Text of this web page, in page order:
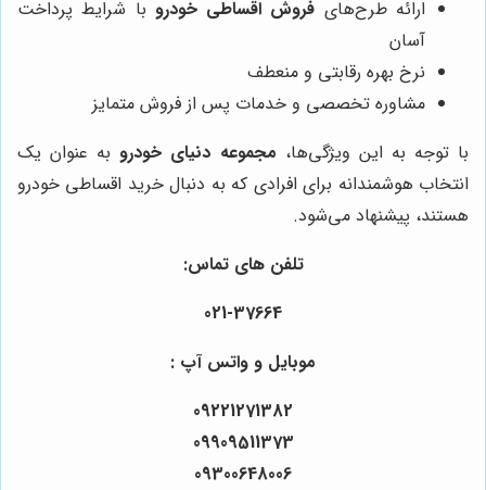
ارائه طرح‌های فروش اقساطی خودرو با شرایط پرداخت
آسان
نرخ بهره رقابتی و منعطف
مشاوره تخصصی و خدمات پس از فروش متمایز
با توجه به این ویژگی‌ها، مجموعه دنیای خودروبه عنوان یک
انتخاب هوشمندانه برای افرادی که به دنبال خرید اقساطی خودرو
هستند، پیشنهاد می‌شود.
تلفن های تماس:
021-37664
موبایل و واتس آپ :
09221271382
09909511373
09300648006